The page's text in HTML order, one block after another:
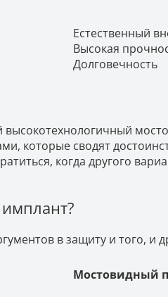
Естественный
Высокая
Долговечность
высокотехнологичный
которые сводят
когда другого
в защиту и того, и
Мостовидный